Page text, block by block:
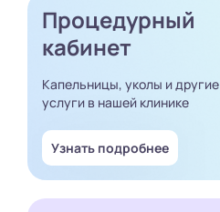
Процедурный
кабинет
Капельницы, уколы и другие
услуги в нашей клинике
Узнать подробнее